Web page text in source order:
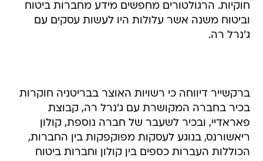
חוקיות. הרגולטורים מחפשים מידע מחברות ביטוח
וביטוח משנה אשר עלולות היו לעשות עסקים עם
ג'נרל רה.
ברקשייר דיווחה כי רשויות האוצר בבריטניה חוקרות
בכיר בחברה המקושרת עם ג'נרל רה, קבוצת
פאראדיי, ובכיר לשעבר של חברה נוספת, קולון
ריאשורנס, בנוגע לעסקות מפוקפקות בין החברות,
הכוללות העברות כספים בין קולון וחברות ביטוח